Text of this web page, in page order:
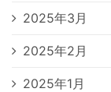
2025年3月
2025年2月
2025年1月